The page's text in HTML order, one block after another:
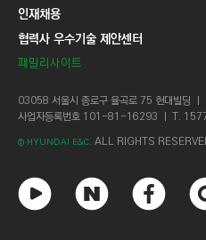
인재채용
협력사 우수기술 제안센터
패밀리사이트
03058 서울시 종로구 율곡로 75 현대빌딩 ㅣ
사업자등록번호 101-81-16293 ㅣ T.
© HYUNDAI E&C. ALL RIGHTS